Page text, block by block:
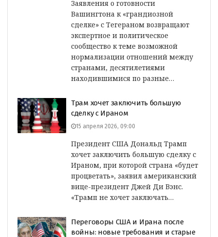
Заявления о готовности
Вашингтона к «грандиозной
сделке» с Тегераном возвращают
экспертное и политическое
сообщество к теме возможной
нормализации отношений между
странами, десятилетиями
находившимися по разные…
Трам хочет заключить большую
сделку с Ираном
15 апреля 2026, 09:00
Президент США Дональд Трамп
хочет заключить большую сделку с
Ираном, при которой страна «будет
процветать», заявил американский
вице-президент Джей Ди Вэнс.
«Трамп не хочет заключать…
Переговоры США и Ирана после
войны: новые требования и старые